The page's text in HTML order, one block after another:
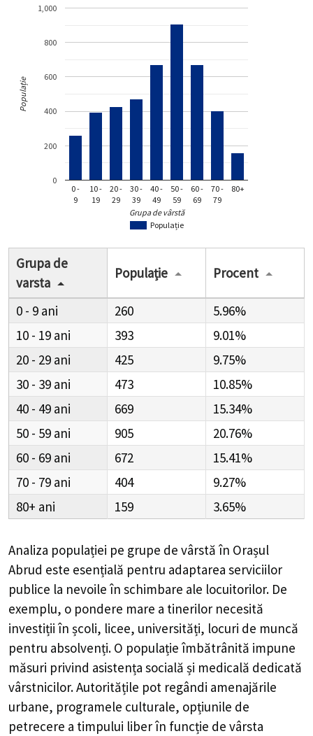
Populație
0 -
9
10 -
19
20 -
29
30 -
39
40 -
49
50 -
59
60 -
69
70 -
79
80+
0
200
400
600
800
1,000
Grupa de vârstă
Populație
Grupa de
varsta
Populație Procent
0 - 9 260
5.96%
10 - 19
393
9.01%
20 - 29
425
9.75%
30 - 39
473
10.85%
40 - 49
669
15.34%
50 - 59
905
20.76%
60 - 69
672
15.41%
70 - 79
404
9.27%
80+
159 3.65%
Analiza populației pe grupe de vârstă în Orașul
Abrud este esențială pentru adaptarea serviciilor
publice la nevoile în schimbare ale locuitorilor. De
exemplu, o pondere mare a tinerilor necesită
investiții în școli, licee, universități, locuri de muncă
pentru absolvenți. O populație îmbătrânită impune
măsuri privind asistența socială și medicală dedicată
vârstnicilor. Autoritățile pot regândi amenajările
urbane, programele culturale, opțiunile de
petrecere a timpului liber în funcție de vârsta